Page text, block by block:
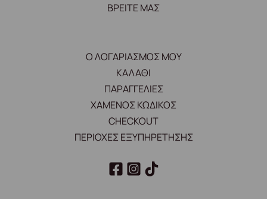
ΒΡΕΙΤΕ ΜΑΣ
Ο ΛΟΓΑΡΙΑΣΜΟΣ ΜΟΥ
ΚΑΛΑΘΙ
ΠΑΡΑΓΓΕΛΙΕΣ
ΧΑΜΕΝΟΣ ΚΩΔΙΚΟΣ
CHECKOUT
ΠΕΡΙΟΧΕΣ ΕΞΥΠΗΡΕΤΗΣΗΣ